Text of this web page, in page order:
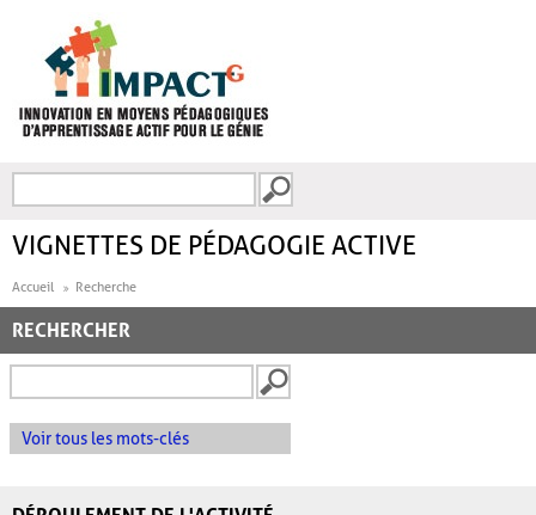
FORMULAIRE DE
VIGNETTES DE PÉDAGOGIE ACTIVE
Accueil Recherche
RECHERCHER
Voir tous les mots-clés